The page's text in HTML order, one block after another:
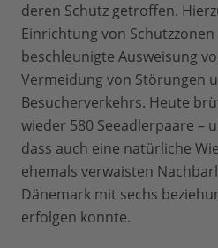
deren Schutz getroffen.
Einrichtung von
beschleunigte Ausweisung
Vermeidung von Störungen
Besucherverkehrs. Heute
wieder 580 Seeadlerpaare –
dass auch eine natürliche
ehemals verwaisten
Dänemark mit sechs
erfolgen konnte.